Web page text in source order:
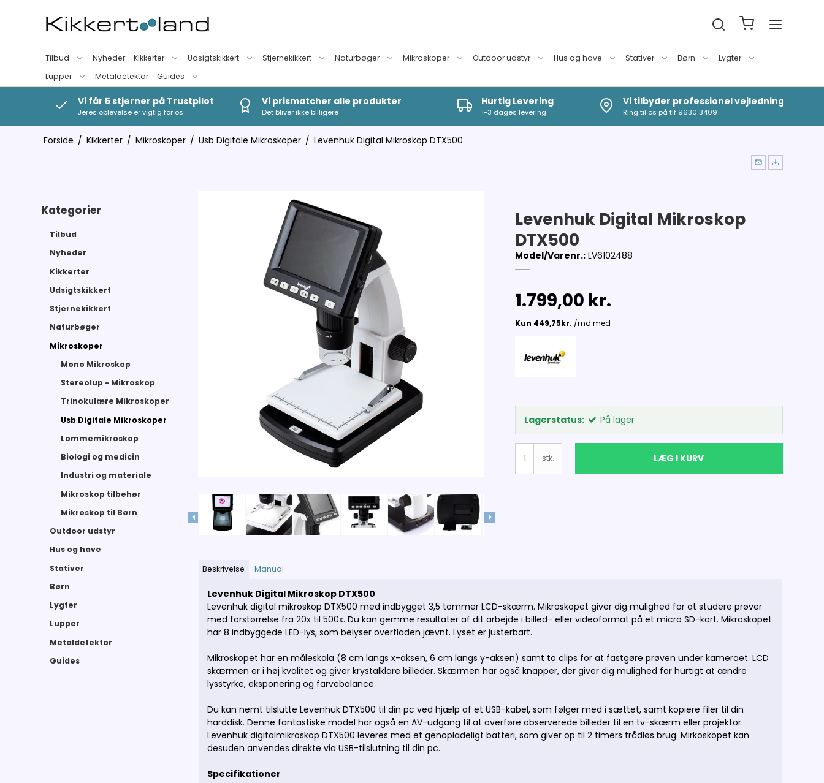
Tilbud Nyheder Kikkerter Udsigtskikkert Stjernekikkert Naturbøger Mikroskoper Outdoor udstyr Hus og have Stativer Børn
Lygter
Lupper
Metaldetektor Guides
Vi får 5 stjerner på Trustpilot
Jeres oplevelse er vigtig for os
Vi prismatcher alle produkter
Det bliver ikke billigere
Hurtig Levering
1-3 dages levering
Vi tilbyder professionel vejledning
Ring til os på tlf 9630 3409
Forside / Kikkerter / Mikroskoper / Usb Digitale Mikroskoper / Levenhuk Digital Mikroskop DTX500
Kategorier
Tilbud
Nyheder
Kikkerter
Udsigtskikkert
Stjernekikkert
Naturbøger
Mikroskoper
Mono Mikroskop
Stereolup - Mikroskop
Trinokulære Mikroskoper
Usb Digitale Mikroskoper
Lommemikroskop
Biologi og medicin
Industri og materiale
Mikroskop tilbehør
Mikroskop til Børn
Outdoor udstyr
Hus og have
Stativer
Børn
Lygter
Lupper
Metaldetektor
Guides
Levenhuk Digital Mikroskop
DTX500
Model/Varenr.: LV6102488
1.799,00 kr.
Lagerstatus: På lager
stk. LÆG I KURV
Beskrivelse Manual
Levenhuk Digital Mikroskop DTX500
Levenhuk digital mikroskop DTX500 med indbygget 3,5 tommer LCD-skærm. Mikroskopet giver dig mulighed for at studere prøver
med forstørrelse fra 20x til 500x. Du kan gemme resultater af dit arbejde i billed- eller videoformat på et micro SD-kort. Mikroskopet
har 8 indbyggede LED-lys, som belyser overfladen jævnt. Lyset er justerbart.
Mikroskopet har en måleskala (8 cm langs x-aksen, 6 cm langs y-aksen) samt to clips for at fastgøre prøven under kameraet. LCD
skærmen er i høj kvalitet og giver krystalklare billeder. Skærmen har også knapper, der giver dig mulighed for hurtigt at ændre
lysstyrke, eksponering og farvebalance.
Du kan nemt tilslutte Levenhuk DTX500 til din pc ved hjælp af et USB-kabel, som følger med i sættet, samt kopiere filer til din
harddisk. Denne fantastiske model har også en AV-udgang til at overføre observerede billeder til en tv-skærm eller projektor.
Levenhuk digitalmikroskop DTX500 leveres med et genopladeligt batteri, som giver op til 2 timers trådløs brug. Mirkoskopet kan
desuden anvendes direkte via USB-tilslutning til din pc.
Specifikationer